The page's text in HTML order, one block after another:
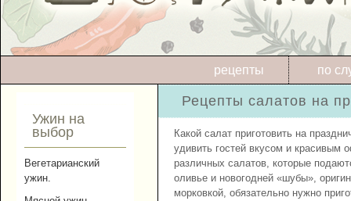
по
рецепты
Ужин на
выбор
Вегетарианский
ужин.
Рецепты салатов на
Какой салат приготовить на
удивить гостей вкусом и
различных салатов, которые
оливье и новогодней «шубы»,
морковкой, обязательно нужно